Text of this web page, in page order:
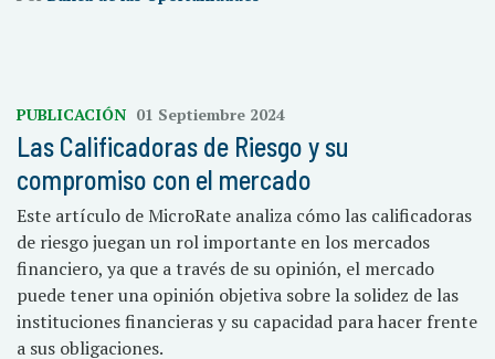
PUBLICACIÓN 01 Septiembre 2024
Las Calificadoras de Riesgo y su
compromiso con el mercado
Este artículo de MicroRate analiza cómo las calificadoras
de riesgo juegan un rol importante en los mercados
financiero, ya que a través de su opinión, el mercado
puede tener una opinión objetiva sobre la solidez de las
instituciones financieras y su capacidad para hacer frente
a sus obligaciones.